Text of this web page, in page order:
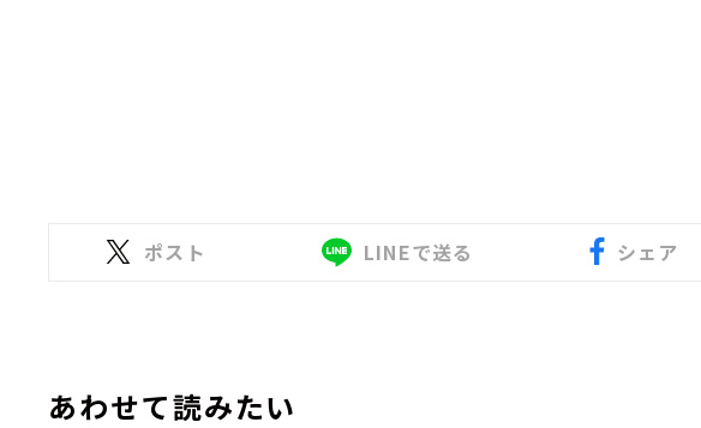
ポスト LINEで送る シェア
あわせて読みたい